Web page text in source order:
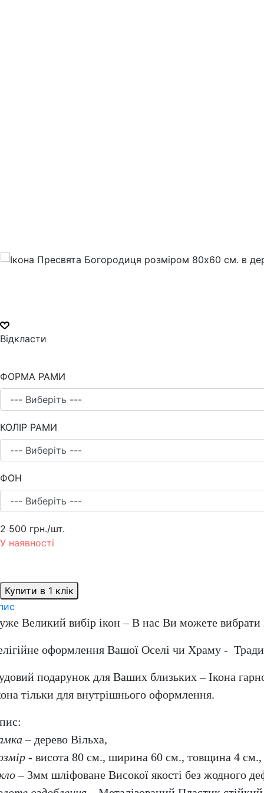
Відкласти
ФОРМА РАМИ
КОЛІР РАМИ
ФОН
2 500 грн./шт.
У наявності
Купити в 1 клік
Великий вибір ікон – В нас Ви можете вибрати
оформлення Вашої Оселі чи Храму -
подарунок для Ваших близьких – Ікона
тільки для внутрішнього оформлення.
– дерево Вільха,
- висота 80 см., ширина 60 см., товщина 4 см.,
– 3мм шліфоване Високої якості без жодного